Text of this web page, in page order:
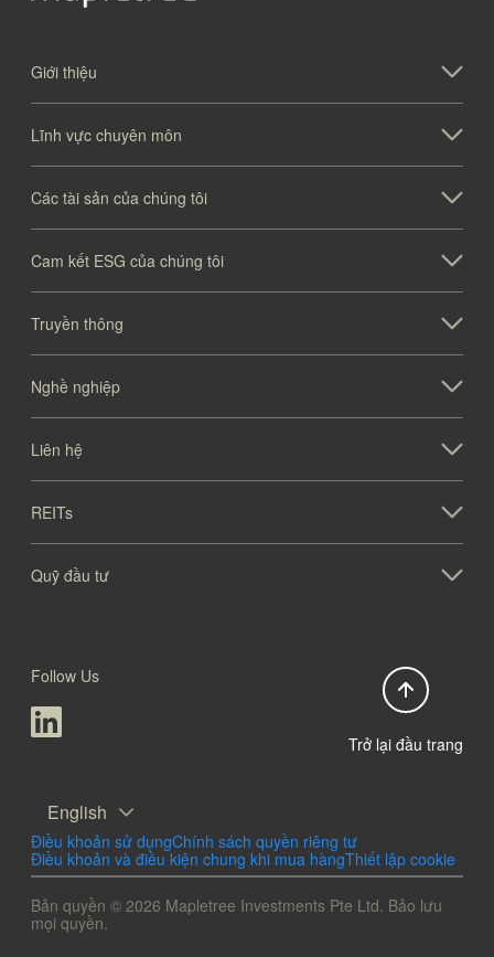
Giới thiệu
Lĩnh vực chuyên môn
Các tài sản của chúng tôi
Cam kết ESG của chúng tôi
Truyền thông
Nghề nghiệp
Liên hệ
REITs
Quỹ đầu tư
Trở lại đầu trang
English
Điều khoản sử dụngChính sách quyền riêng tư
Điều khoản và điều kiện chung khi mua hàngThiết lập cookie
Follow Us
Bản quyền © 2026 Mapletree Investments Pte Ltd. Bảo lưu
mọi quyền.